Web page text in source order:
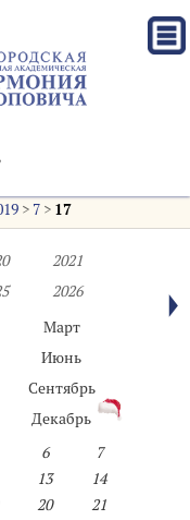
> 7> 17
2021
2026
Март
Июнь
Сентябрь
Декабрь
6
7
13
14
20
21